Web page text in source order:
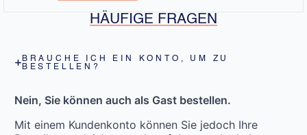
HÄUFIGE FRAGEN
BRAUCHE ICH EIN KONTO, UM ZU
BESTELLEN?
Nein, Sie können auch als Gast bestellen.
Mit einem Kundenkonto können Sie jedoch Ihre